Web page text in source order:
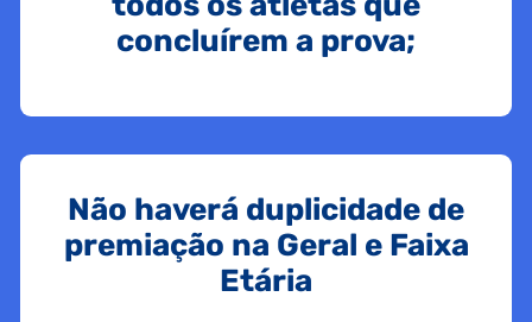
concluírem a prova;
Não haverá duplicidade de
premiação na Geral e Faixa
Etária